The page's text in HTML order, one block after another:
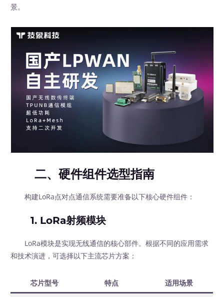
景。
二、硬件组件选型指南
构建LoRa点对点通信系统需要准备以下核心硬件组件：
1. LoRa射频模块
LoRa模块是实现无线通信的核心部件。根据不同的应用需求
和技术演进，可选择以下主流芯片方案：
芯片型号 特点 适用场景